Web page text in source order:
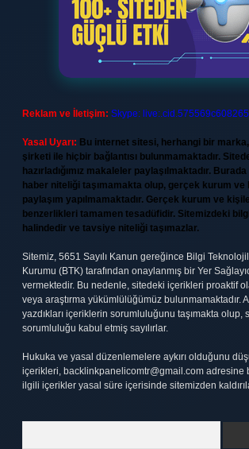
Reklam ve İletişim: Skype:
Yasal Uyarı: Bu internet sitesi, herhangi bir
şirketi ile hiçbir bağlantısı bulunmamaktadır.
hazırladığımız makaleler paylaşılmaktadır.
haber niteliği taşımamakta olup, gerçek kurum ve
paylaşım yapılmamaktadır. Gerçek kurum ve
benzerlikleri tamamen tesadüfidir. Sitemizdeki
halindedir ve tavsiye niteliği taşımazlar.
Sitemiz, 5651 Sayılı Kanun gereğince Bilgi
Kurumu (BTK) tarafından onaylanmış bir Yer
vermektedir. Bu nedenle, sitedeki içerikleri proaktif
veya araştırma yükümlülüğümüz bulunmamaktadır.
yazdıkları içeriklerin sorumluluğunu taşımakta olup,
sorumluluğu kabul etmiş sayılırlar.
Hukuka ve yasal düzenlemelere aykırı olduğunu
içerikleri, backlinkpanelicomtr@gmail.com adresine
ilgili içerikler yasal süre içerisinde sitemizden